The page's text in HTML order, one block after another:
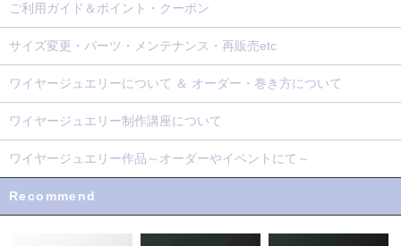
ご利用ガイド＆ポイント・クーポン
サイズ変更・パーツ・メンテナンス・再販売etc
ワイヤージュエリーについて ＆ オーダー・巻き方について
ワイヤージュエリー制作講座について
ワイヤージュエリー作品～オーダーやイベントにて～
Recommend